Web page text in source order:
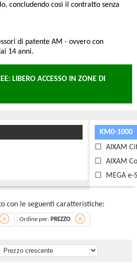
concludendo così il contratto senza
di patente AM - ovvero con
14 anni.
LIBERO ACCESSO IN ZONE DI
KM0-1000
AIXAM
AIXAM
MEGA e-
con le seguenti caratteristiche:
Ordine per: PREZZO